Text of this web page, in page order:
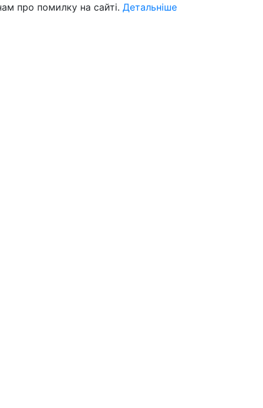
про помилку на сайті. Детальніше